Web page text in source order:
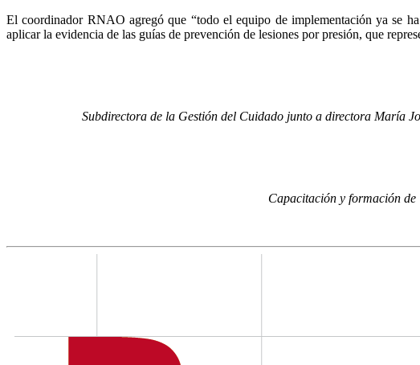
El coordinador RNAO agregó que “todo el equipo de implementación ya se
aplicar la evidencia de las guías de prevención de lesiones por presión, que
Subdirectora de la Gestión del Cuidado junto a directora María
Capacitación y formación